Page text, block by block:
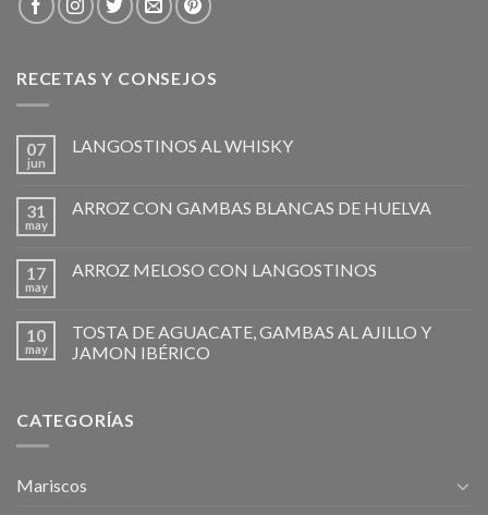
RECETAS Y CONSEJOS
07
jun
LANGOSTINOS AL WHISKY
31
may
ARROZ CON GAMBAS BLANCAS DE HUELVA
17
may
ARROZ MELOSO CON LANGOSTINOS
10
may
TOSTA DE AGUACATE, GAMBAS AL AJILLO Y
JAMON IBÉRICO
CATEGORÍAS
Mariscos